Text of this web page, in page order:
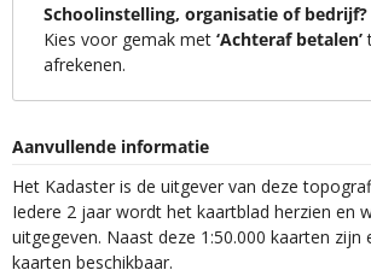
Schoolinstelling, organisatie of bedrijf?
Kies voor gemak met ‘Achteraf betalen’
afrekenen.
Aanvullende informatie
Het Kadaster is de uitgever van deze
Iedere 2 jaar wordt het kaartblad herzien en
uitgegeven. Naast deze 1:50.000 kaarten zijn
kaarten beschikbaar.